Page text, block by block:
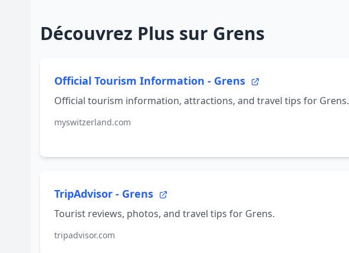
Découvrez Plus sur Grens
Official Tourism Information - Grens
Official tourism information, attractions, and travel tips for Grens.
myswitzerland.com
TripAdvisor - Grens
Tourist reviews, photos, and travel tips for Grens.
tripadvisor.com